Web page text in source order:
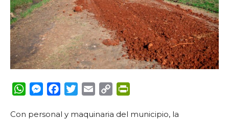
WhatsApp
Messenger
FacebookTwitterEmail Copy
Con personal y maquinaria del municipio, la